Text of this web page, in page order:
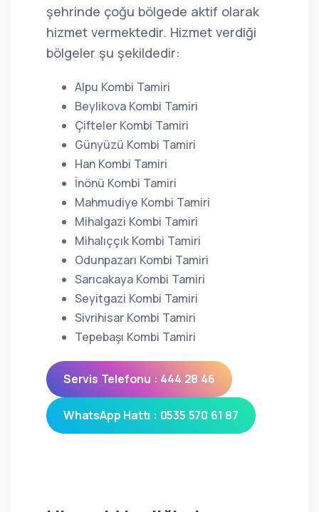
şehrinde çoğu bölgede aktif olarak
hizmet vermektedir. Hizmet verdiği
bölgeler şu şekildedir:
Alpu Kombi Tamiri
Beylikova Kombi Tamiri
Çifteler Kombi Tamiri
Günyüzü Kombi Tamiri
Han Kombi Tamiri
İnönü Kombi Tamiri
Mahmudiye Kombi Tamiri
Mihalgazi Kombi Tamiri
Mihalıççık Kombi Tamiri
Odunpazarı Kombi Tamiri
Sarıcakaya Kombi Tamiri
Seyitgazi Kombi Tamiri
Sivrihisar Kombi Tamiri
Tepebaşı Kombi Tamiri
Servis Telefonu : 444 28 46
WhatsApp Hattı : 0535 570 61 87